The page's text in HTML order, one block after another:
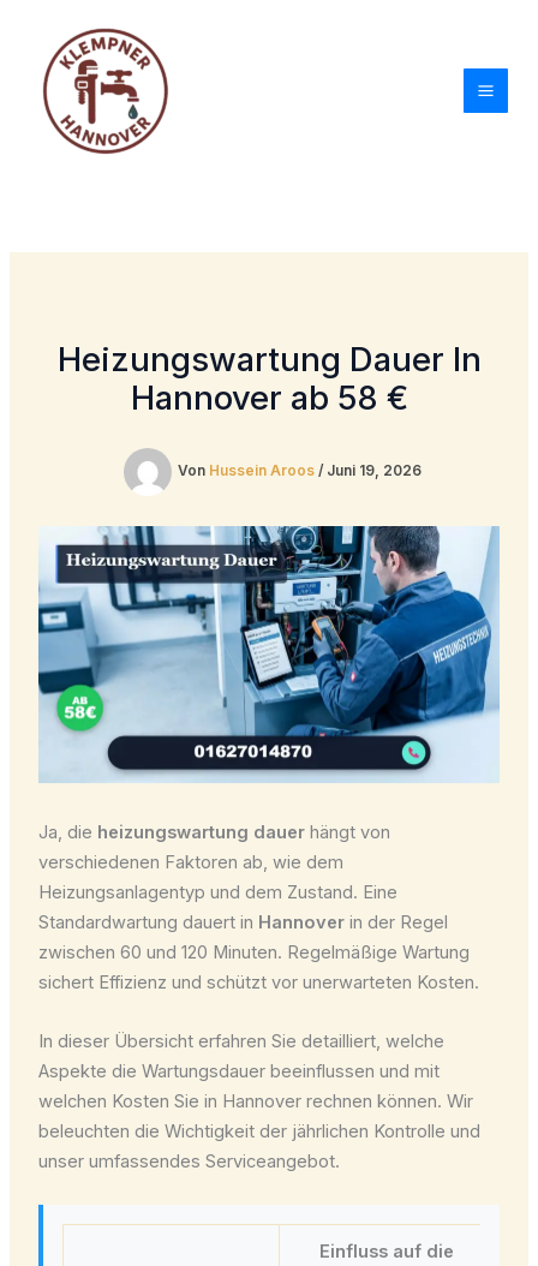
springen
Heizungswartung Dauer In
Hannover ab 58 €
Von Hussein Aroos / Juni 19, 2026
Ja, die heizungswartung dauerhängt von
verschiedenen Faktoren ab, wie dem
Heizungsanlagentyp und dem Zustand. Eine
Standardwartung dauert in Hannoverin der Regel
zwischen 60 und 120 Minuten. Regelmäßige Wartung
sichert Effizienz und schützt vor unerwarteten Kosten.
In dieser Übersicht erfahren Sie detailliert, welche
Aspekte die Wartungsdauer beeinflussen und mit
welchen Kosten Sie in Hannover rechnen können. Wir
beleuchten die Wichtigkeit der jährlichen Kontrolle und
unser umfassendes Serviceangebot.
Einfluss auf die